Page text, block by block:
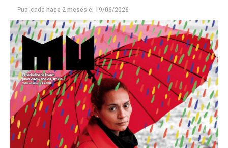
Este número 215 de MU ☝️viene con doble tapa, que
podría ser una frase:
Sin chamuyo, a remarla.
Descargar la Mu en PDF
Publicada hace 2 meses el 19/06/2026